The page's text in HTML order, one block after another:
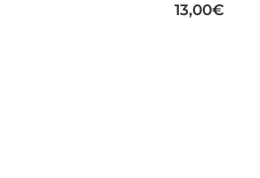
13,00€